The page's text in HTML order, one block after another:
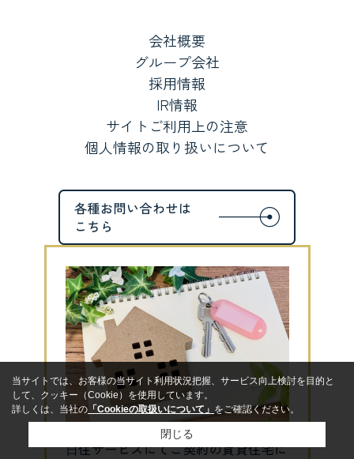
会社概要
グループ会社
採用情報
IR情報
サイトご利用上の注意
個人情報の取り扱いについて
⽇住サービスにてご契約の賃貸住宅に
当サイトでは、お客様の当サイト利用状況把握、サービス向上検討を目的と
して、クッキー（Cookie）を使用しています。
詳しくは、当社の 「Cookieの取扱いについて」 をご確認ください。
閉じる